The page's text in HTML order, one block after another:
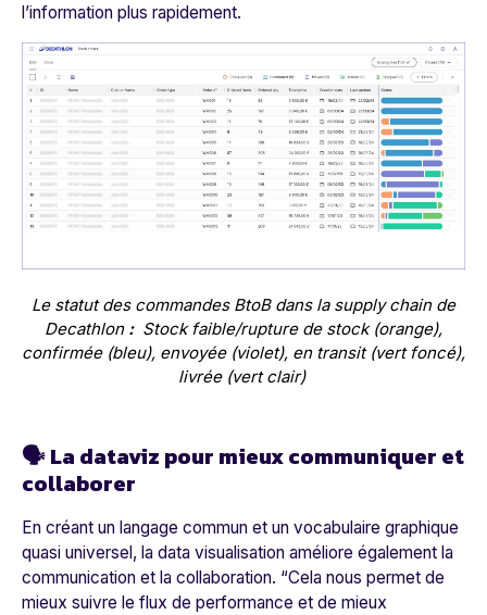
l’information plus rapidement.
Le statut des commandes BtoB dans la supply chain de
Decathlon: Stock faible/rupture de stock (orange),
confirmée (bleu), envoyée (violet), en transit (vert foncé),
livrée (vert clair)
🗣️ La dataviz pour mieux communiquer et
collaborer
En créant un langage commun et un vocabulaire graphique
quasi universel, la data visualisation améliore également la
communication et la collaboration. “Cela nous permet de
mieux suivre le flux de performance et de mieux